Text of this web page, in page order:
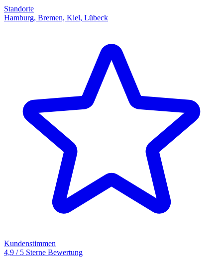
Standorte
Hamburg, Bremen, Kiel, Lübeck
Kundenstimmen
4,9 / 5 Sterne Bewertung